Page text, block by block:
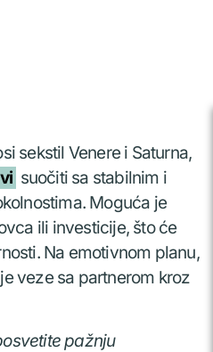
sekstil Venere i Saturna,
suočiti sa stabilnim i
Moguća je
ili investicije, što će
Na emotivnom planu,
veze sa partnerom kroz
pažnju